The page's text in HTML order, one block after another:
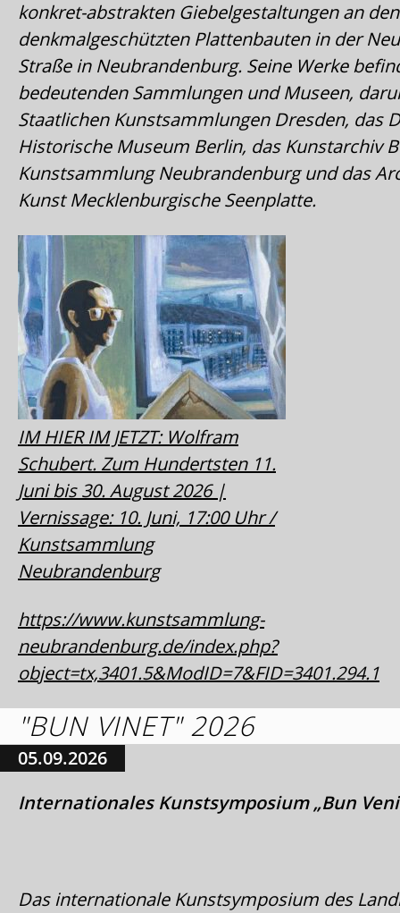
konkret-abstrakten Giebelgestaltungen an den
denkmalgeschützten Plattenbauten in der
Straße in Neubrandenburg. Seine Werke
bedeutenden Sammlungen und Museen,
Staatlichen Kunstsammlungen Dresden, das
Historische Museum Berlin, das Kunstarchiv
Kunstsammlung Neubrandenburg und das
Kunst Mecklenburgische Seenplatte.
IM HIER IM JETZT: Wolfram
Schubert. Zum Hundertsten 11.
Juni bis 30. August 2026 |
Vernissage: 10. Juni, 17:00 Uhr /
Kunstsammlung
Neubrandenburg
https://www.kunstsammlung-
neubrandenburg.de/index.php?
object=tx,3401.5&ModID=7&FID=3401.294.1
"BUN VINET" 2026
05.09.2026
Internationales Kunstsymposium „Bun
Das internationale Kunstsymposium des